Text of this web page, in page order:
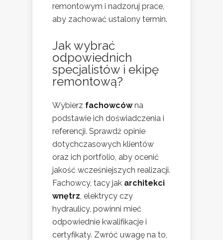
remontowym i nadzoruj prace,
aby zachować ustalony termin.
Jak wybrać
odpowiednich
specjalistów i ekipę
remontową?
Wybierz fachowcówna
podstawie ich doświadczenia i
referencji. Sprawdź opinie
dotychczasowych klientów
oraz ich portfolio, aby ocenić
jakość wcześniejszych realizacji.
Fachowcy, tacy jak architekci
wnętrz, elektrycy czy
hydraulicy, powinni mieć
odpowiednie kwalifikacje i
certyfikaty. Zwróć uwagę na to,